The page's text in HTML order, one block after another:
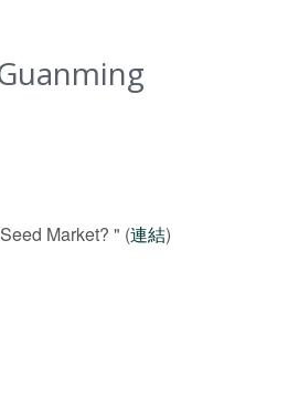
Market? " (連結)